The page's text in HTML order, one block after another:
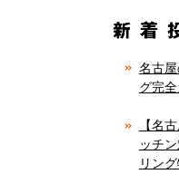
名古
グ完
【名
ッチ
リン